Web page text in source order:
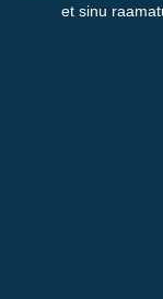
et sinu